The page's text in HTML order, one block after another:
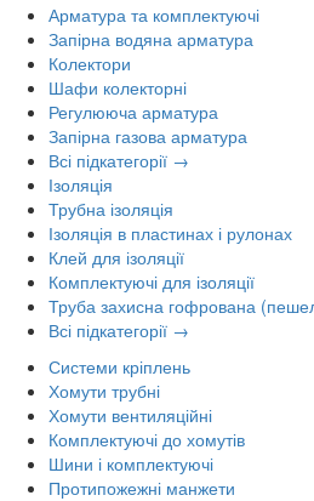
Арматура та комплектуючі
Запірна водяна арматура
Колектори
Шафи колекторні
Регулююча арматура
Запірна газова арматура
Всі підкатегорії →
Ізоляція
Трубна ізоляція
Ізоляція в пластинах і рулонах
Клей для ізоляції
Комплектуючі для ізоляції
Труба захисна гофрована
Всі підкатегорії →
Системи кріплень
Хомути трубні
Хомути вентиляційні
Комплектуючі до хомутів
Шини і комплектуючі
Протипожежні манжети